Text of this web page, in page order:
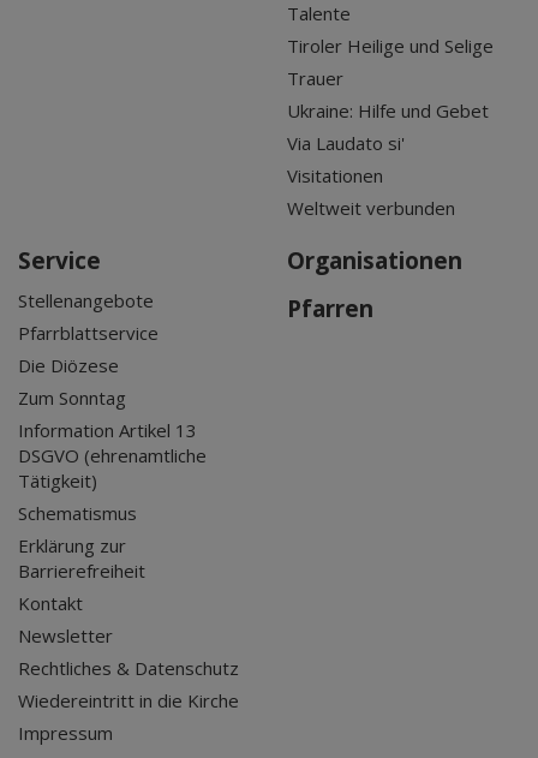
Talente
Tiroler Heilige und Selige
Trauer
Ukraine: Hilfe und Gebet
Via Laudato si'
Visitationen
Weltweit verbunden
Service
Stellenangebote
Pfarrblattservice
Die Diözese
Zum Sonntag
Information Artikel 13
DSGVO (ehrenamtliche
Tätigkeit)
Schematismus
Erklärung zur
Barrierefreiheit
Kontakt
Newsletter
Rechtliches & Datenschutz
Wiedereintritt in die Kirche
Impressum
Organisationen
Pfarren